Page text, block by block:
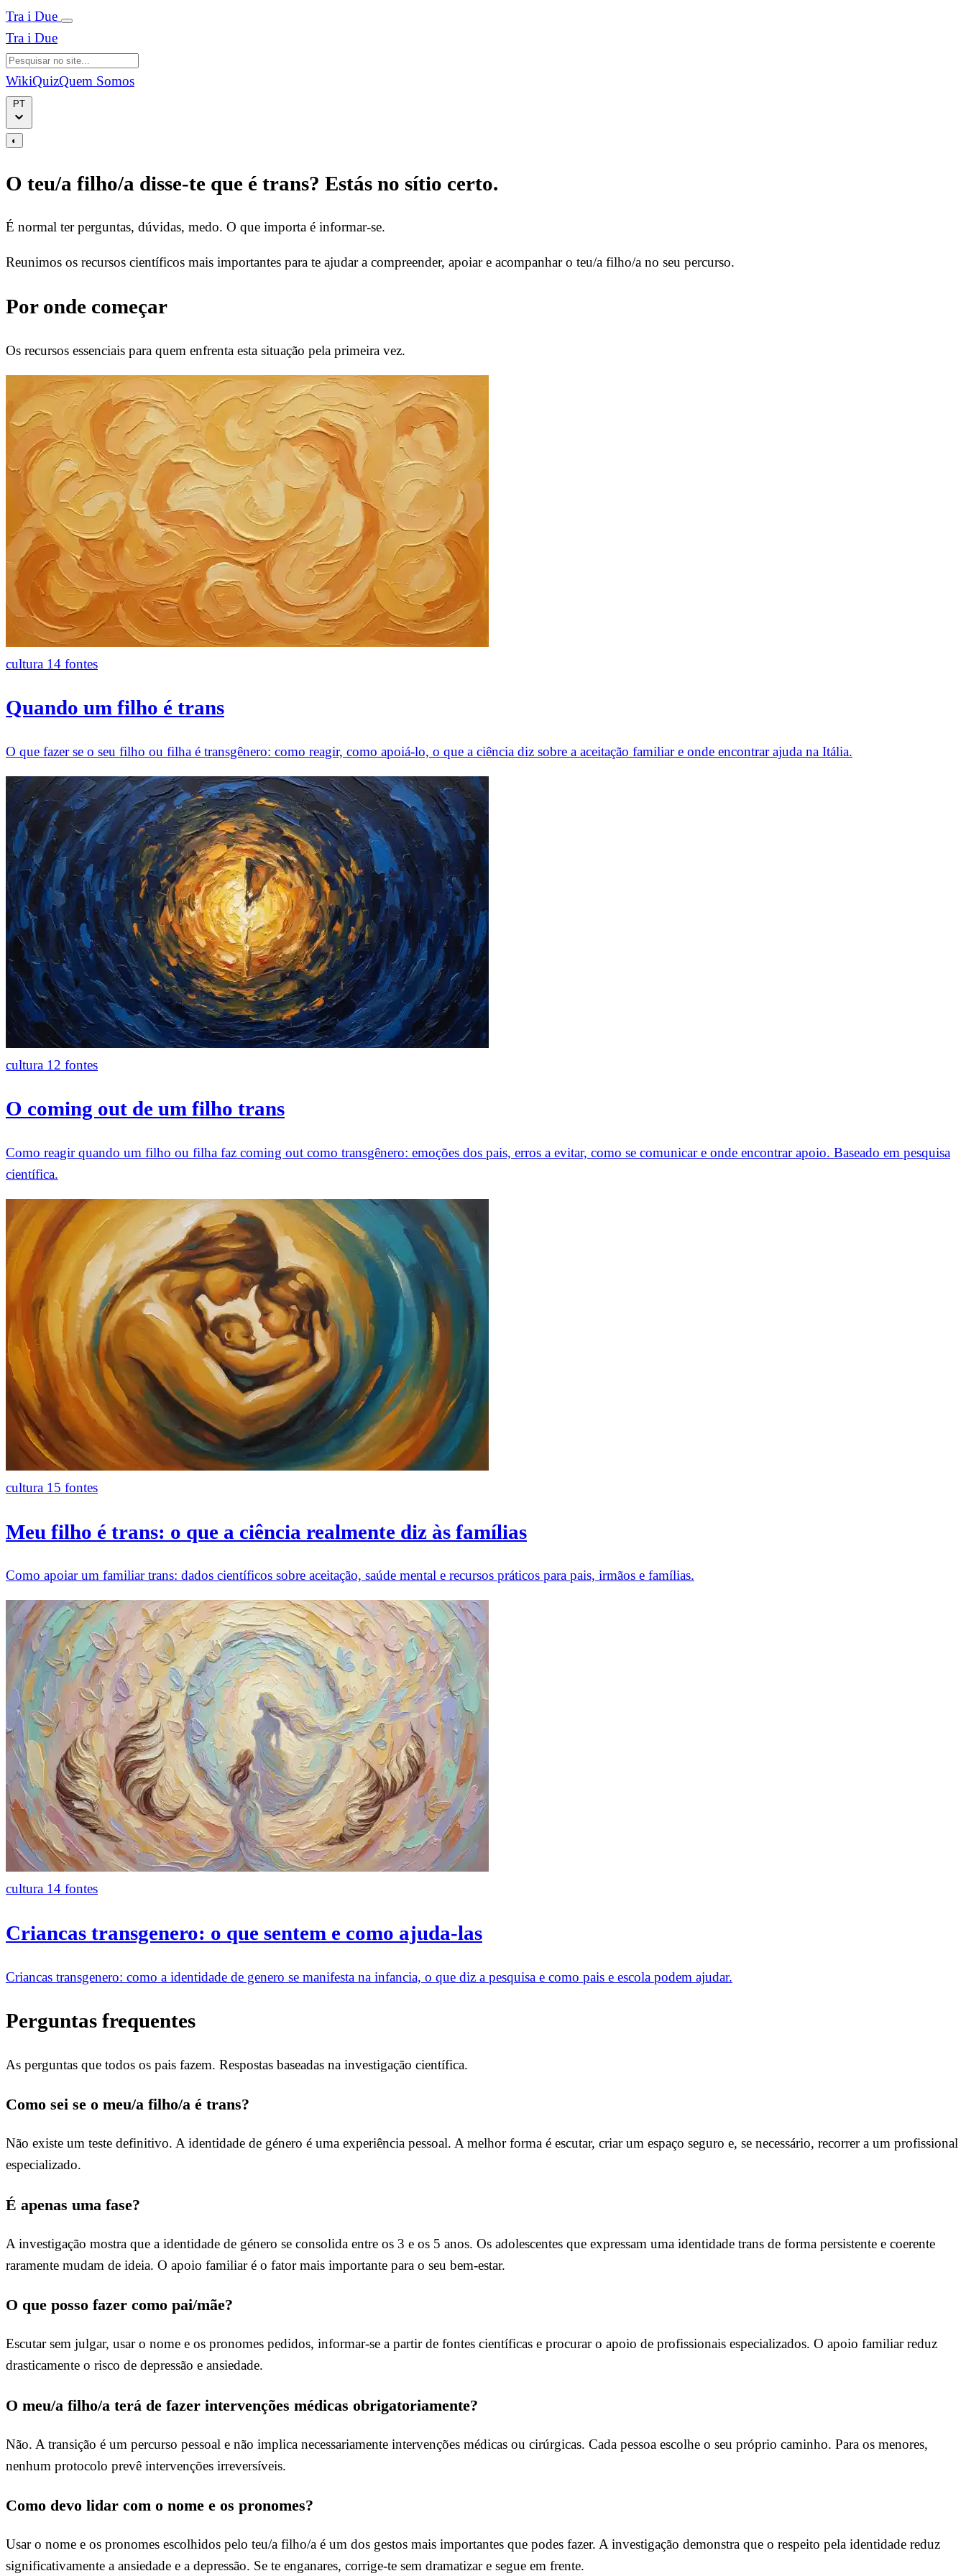
Tra i Due
Tra i Due
WikiQuizQuem Somos
◐
O teu/a filho/a disse-te que é trans? Estás no sítio certo.
É normal ter perguntas, dúvidas, medo. O que importa é informar-se.
Reunimos os recursos científicos mais importantes para te ajudar a compreender, apoiar e acompanhar o teu/a filho/a no seu percurso.
Por onde começar
Os recursos essenciais para quem enfrenta esta situação pela primeira vez.
cultura 14 fontes
Quando um filho é trans
O que fazer se o seu filho ou filha é transgênero: como reagir, como apoiá-lo, o que a ciência diz sobre a aceitação familiar e onde encontrar ajuda na Itália.
cultura 12 fontes
O coming out de um filho trans
Como reagir quando um filho ou filha faz coming out como transgênero: emoções dos pais, erros a evitar, como se comunicar e onde encontrar apoio. Baseado em pesquisa
científica.
cultura 15 fontes
Meu filho é trans: o que a ciência realmente diz às famílias
Como apoiar um familiar trans: dados científicos sobre aceitação, saúde mental e recursos práticos para pais, irmãos e famílias.
cultura 14 fontes
Criancas transgenero: o que sentem e como ajuda-las
Criancas transgenero: como a identidade de genero se manifesta na infancia, o que diz a pesquisa e como pais e escola podem ajudar.
Perguntas frequentes
As perguntas que todos os pais fazem. Respostas baseadas na investigação científica.
Como sei se o meu/a filho/a é trans?
Não existe um teste definitivo. A identidade de género é uma experiência pessoal. A melhor forma é escutar, criar um espaço seguro e, se necessário, recorrer a um profissional
especializado.
É apenas uma fase?
A investigação mostra que a identidade de género se consolida entre os 3 e os 5 anos. Os adolescentes que expressam uma identidade trans de forma persistente e coerente
raramente mudam de ideia. O apoio familiar é o fator mais importante para o seu bem-estar.
O que posso fazer como pai/mãe?
Escutar sem julgar, usar o nome e os pronomes pedidos, informar-se a partir de fontes científicas e procurar o apoio de profissionais especializados. O apoio familiar reduz
drasticamente o risco de depressão e ansiedade.
O meu/a filho/a terá de fazer intervenções médicas obrigatoriamente?
Não. A transição é um percurso pessoal e não implica necessariamente intervenções médicas ou cirúrgicas. Cada pessoa escolhe o seu próprio caminho. Para os menores,
nenhum protocolo prevê intervenções irreversíveis.
Como devo lidar com o nome e os pronomes?
Usar o nome e os pronomes escolhidos pelo teu/a filho/a é um dos gestos mais importantes que podes fazer. A investigação demonstra que o respeito pela identidade reduz
significativamente a ansiedade e a depressão. Se te enganares, corrige-te sem dramatizar e segue em frente.